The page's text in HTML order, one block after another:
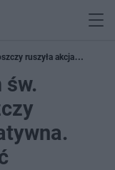
ruszyła akcja